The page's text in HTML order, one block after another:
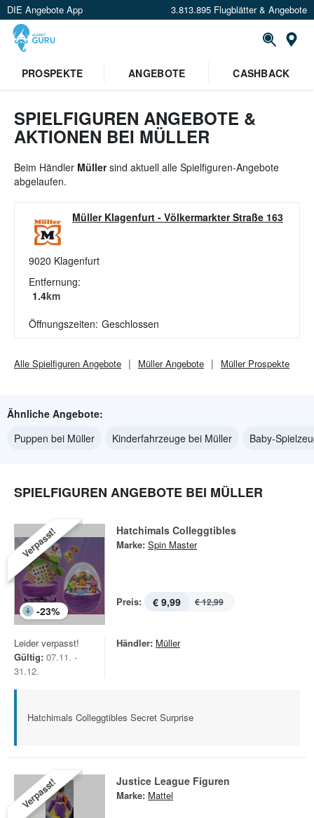
DIE Angebote App 3.813.895 Flugblätter & Angebote
Standort festlegen
PROSPEKTE ANGEBOTE CASHBACK
SPIELFIGUREN ANGEBOTE &
AKTIONEN BEI MÜLLER
Beim Händler Müllersind aktuell alle Spielfiguren-Angebote
abgelaufen.
Müller Klagenfurt - Völkermarkter Straße 163
9020 Klagenfurt
Entfernung:
1.4km
Öffnungszeiten: Geschlossen
Alle Spielfiguren Angebote MüllerAngebote MüllerProspekte
Ähnliche Angebote:
Puppen bei Müller
Kinderfahrzeuge bei Müller Baby-
SPIELFIGUREN ANGEBOTE BEI MÜLLER
Verpasst!
-23%
Hatchimals Colleggtibles
Marke: Spin Master
Preis: € 9,99 € 12,99
Leider verpasst!
Gültig: 07.11. -
31.12.
Händler: Müller
Hatchimals Colleggtibles Secret Surprise
Verpasst! Justice League Figuren
Marke: Mattel